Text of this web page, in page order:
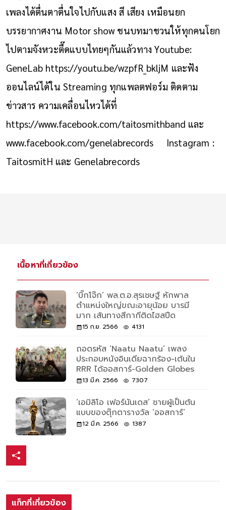
เพลงได้ตื่นตาตื่นใจไปกับแสง สี เสียง เหมือนยก
บรรยากาศงาน Motor showชนบทมาชวนให้ทุกคนโยก
ไปตามจังหวะตื๊ดแบบไทยๆกันแล้วทางYoutube:
GeneLab https://youtu.be/wzpfR_bkljM และฟัง
ออนไลน์ได้ในStreaming ทุกแพลตฟอร์ม ติดตาม
ข่าวสาร ความเคลื่อนไหวได้ที่
https://www.facebook.com/taitosmithband และ
www.facebook.com/genelabrecordsInstagram :
TaitosmitH และ Genelabrecords
เนื้อหาที่เกี่ยวข้อง
‘บิ๊กโจ๊ก’ พล.ต.อ.สุรเชษฐ์ หักพาล
ตำแหน่งใหญ่ขณะอายุน้อย บารมี
มาก เส้นทางสีกากีติดไฮสปีด
15 ก.ย. 2566 4131
ถอดรหัส ‘Naatu Naatu’ เพลง
ประกอบหนังอินเดียฉากร้อง-เต้นใน
RRR ได้ออสการ์-Golden Globes
13 มี.ค. 2566 7307
‘เอมิลิโอ เฟอร์นันเดส’ ชายผู้เป็นต้น
แบบของตุ๊กตารางวัล ‘ออสการ์’
12 มี.ค. 2566 1387
แท็กที่เกี่ยวข้อง